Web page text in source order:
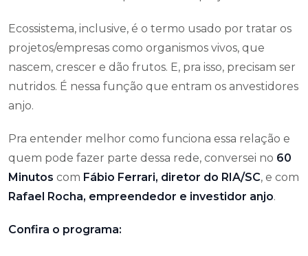
Ecossistema, inclusive, é o termo usado por tratar os
projetos/empresas como organismos vivos, que
nascem, crescer e dão frutos. E, pra isso, precisam ser
nutridos. É nessa função que entram os anvestidores
anjo.
Pra entender melhor como funciona essa relação e
quem pode fazer parte dessa rede, conversei no 60
Minutos com Fábio Ferrari, diretor do RIA/SC, e com
Rafael Rocha, empreendedor e investidor anjo.
Confira o programa: